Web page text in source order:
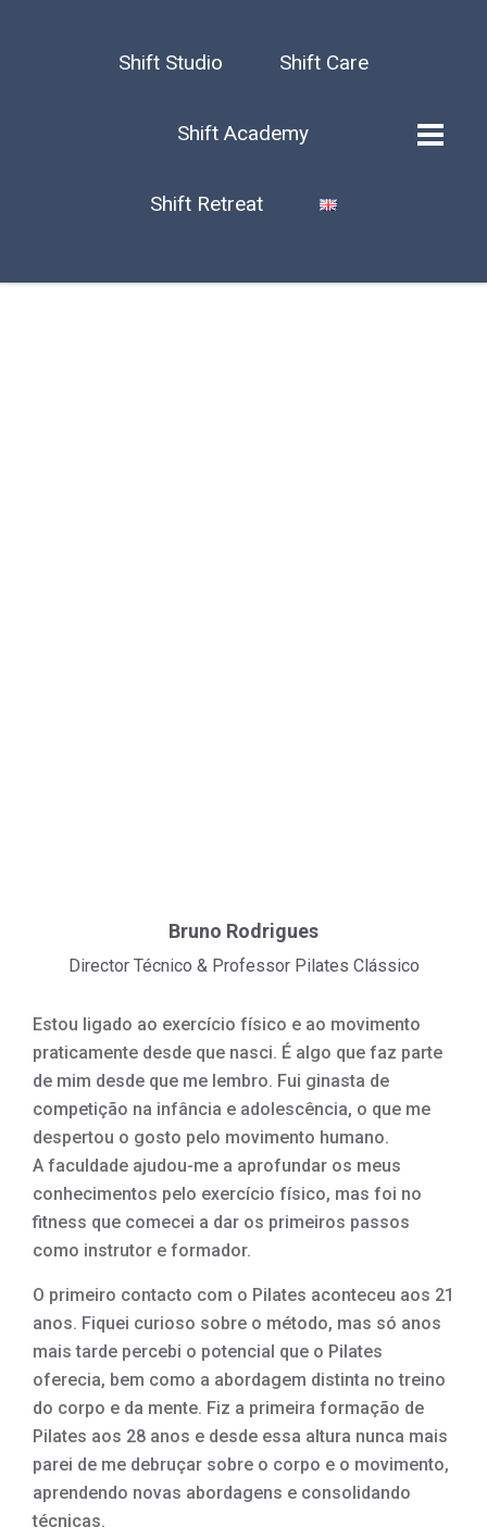
Shift Studio Shift Care
Shift Academy
Shift Retreat
Bruno Rodrigues
Director Técnico & Professor Pilates Clássico
Estou ligado ao exercício físico e ao movimento
praticamente desde que nasci. É algo que faz parte
de mim desde que me lembro. Fui ginasta de
competição na infância e adolescência, o que me
despertou o gosto pelo movimento humano.
A faculdade ajudou-me a aprofundar os meus
conhecimentos pelo exercício físico, mas foi no
fitness que comecei a dar os primeiros passos
como instrutor e formador.
O primeiro contacto com o Pilates aconteceu aos 21
anos. Fiquei curioso sobre o método, mas só anos
mais tarde percebi o potencial que o Pilates
oferecia, bem como a abordagem distinta no treino
do corpo e da mente. Fiz a primeira formação de
Pilates aos 28 anos e desde essa altura nunca mais
parei de me debruçar sobre o corpo e o movimento,
aprendendo novas abordagens e consolidando
técnicas.